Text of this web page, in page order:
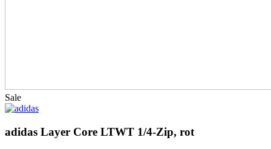
Sale
adidas Layer Core LTWT 1/4-Zip, rot